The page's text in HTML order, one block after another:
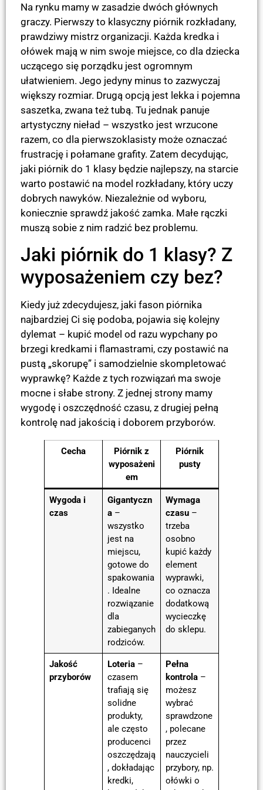
Na rynku mamy w zasadzie dwóch głównych
graczy. Pierwszy to klasyczny piórnik rozkładany,
prawdziwy mistrz organizacji. Każda kredka i
ołówek mają w nim swoje miejsce, co dla dziecka
uczącego się porządku jest ogromnym
ułatwieniem. Jego jedyny minus to zazwyczaj
większy rozmiar. Drugą opcją jest lekka i pojemna
saszetka, zwana też tubą. Tu jednak panuje
artystyczny nieład – wszystko jest wrzucone
razem, co dla pierwszoklasisty może oznaczać
frustrację i połamane grafity. Zatem decydując,
jaki piórnik do 1 klasy będzie najlepszy, na starcie
warto postawić na model rozkładany, który uczy
dobrych nawyków. Niezależnie od wyboru,
koniecznie sprawdź jakość zamka. Małe rączki
muszą sobie z nim radzić bez problemu.
Jaki piórnik do 1 klasy? Z
wyposażeniem czy bez?
Kiedy już zdecydujesz, jaki fason piórnika
najbardziej Ci się podoba, pojawia się kolejny
dylemat – kupić model od razu wypchany po
brzegi kredkami i flamastrami, czy postawić na
pustą „skorupę” i samodzielnie skompletować
wyprawkę? Każde z tych rozwiązań ma swoje
mocne i słabe strony. Z jednej strony mamy
wygodę i oszczędność czasu, z drugiej pełną
kontrolę nad jakością i doborem przyborów.
Cecha
Piórnik z
wyposażeni
em
Piórnik
pusty
Wygoda i
czas
Gigantyczn
a–
wszystko
jest na
miejscu,
gotowe do
spakowania
. Idealne
rozwiązanie
dla
zabieganych
rodziców.
Wymaga
czasu–
trzeba
osobno
kupić każdy
element
wyprawki,
co oznacza
dodatkową
wycieczkę
do sklepu.
Jakość
przyborów
Loteria–
czasem
trafiają się
solidne
produkty,
ale często
producenci
oszczędzają
, dokładając
kredki,
Pełna
kontrola–
możesz
wybrać
sprawdzone
, polecane
przez
nauczycieli
przybory, np.
ołówki o